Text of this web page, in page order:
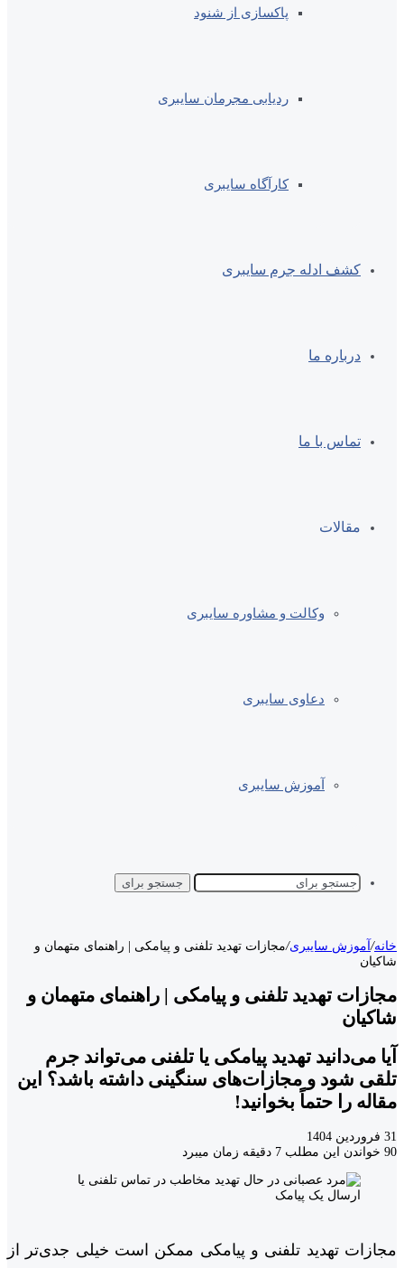
پاکسازی از شنود
ردیابی مجرمان سایبری
کارآگاه سایبری
کشف ادله جرم سایبری
درباره ما
تماس با ما
مقالات
وکالت و مشاوره سایبری
دعاوی سایبری
آموزش سایبری
جستجو برای
خانه/آموزش سایبری/مجازات تهدید تلفنی و پیامکی | راهنمای متهمان و
شاکیان
مجازات تهدید تلفنی و پیامکی | راهنمای متهمان و
شاکیان
آیا می‌دانید تهدید پیامکی یا تلفنی می‌تواند جرم
تلقی شود و مجازات‌های سنگینی داشته باشد؟ این
مقاله را حتماً بخوانید!
31 فروردین 1404
90 خواندن این مطلب 7 دقیقه زمان میبرد
مجازات تهدید تلفنی و پیامکی ممکن است خیلی جدی‌تر از